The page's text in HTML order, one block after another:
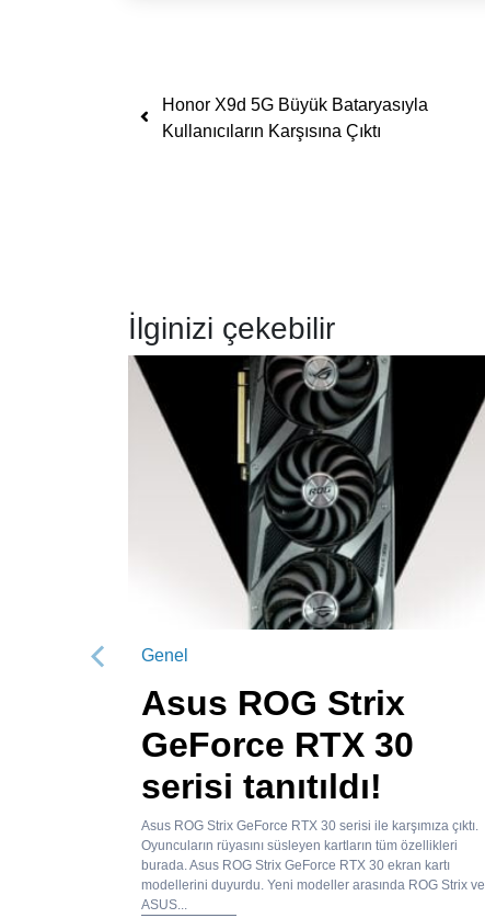
Yazı dolaşımı
Honor X9d 5G Büyük Bataryasıyla
Kullanıcıların Karşısına Çıktı
İlginizi çekebilir
Genel
Asus ROG Strix
GeForce RTX 30
serisi tanıtıldı!
Asus ROG Strix GeForce RTX 30 serisi ile karşımıza çıktı.
Oyuncuların rüyasını süsleyen kartların tüm özellikleri
burada. Asus ROG Strix GeForce RTX 30 ekran kartı
modellerini duyurdu. Yeni modeller arasında ROG Strix ve
ASUS...
Önceki